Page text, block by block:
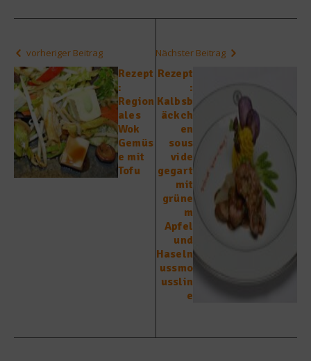
vorheriger Beitrag
Rezept
:
Region
ales
Wok
Gemüs
e mit
Tofu
Nächster Beitrag
Rezept
:
Kalbsb
äckch
en
sous
vide
gegart
mit
grüne
m
Apfel
und
Haseln
ussmo
usslin
e